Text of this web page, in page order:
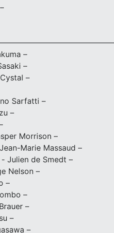
–
–
–
Sarfatti –
–
Morrison –
Marie Massaud –
Julien de Smedt –
Nelson –
–
–
–
–
–